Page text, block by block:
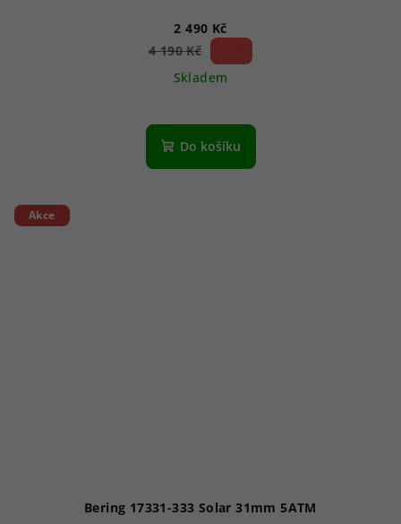
2 490 Kč
4 190 Kč
Skladem
Do košíku
Akce
Bering 17331-333 Solar 31mm 5ATM